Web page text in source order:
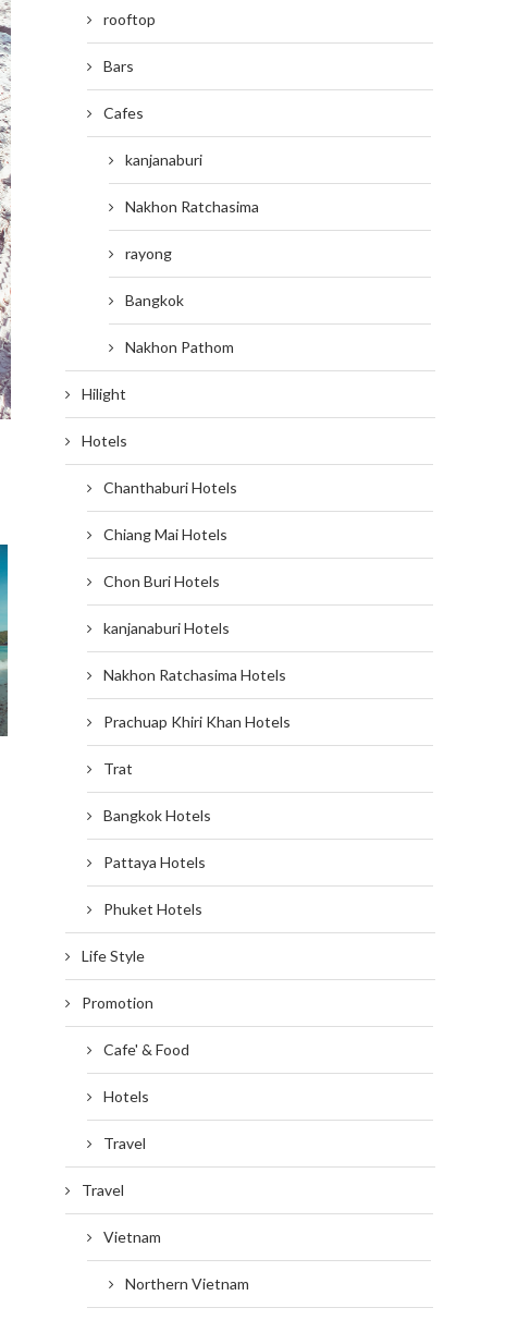
rooftop
Bars
Cafes
kanjanaburi
Nakhon Ratchasima
rayong
Bangkok
Nakhon Pathom
Hilight
Hotels
Chanthaburi Hotels
Chiang Mai Hotels
Chon Buri Hotels
kanjanaburi Hotels
Nakhon Ratchasima Hotels
Prachuap Khiri Khan Hotels
Trat
Bangkok Hotels
Pattaya Hotels
Phuket Hotels
Life Style
Promotion
Cafe' & Food
Hotels
Travel
Travel
Vietnam
Northern Vietnam